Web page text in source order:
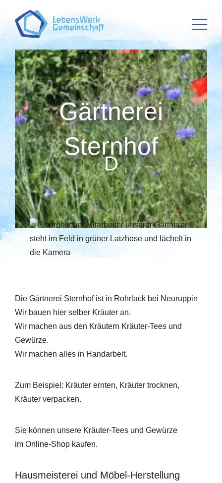
Gärtnerei
Sternhof
D
Die Gärtnerei Sternhof ist in Rohrlack bei Neuruppin
Wir bauen hier selber Kräuter an.
Wir machen aus den Kräutern Kräuter-Tees und
Gewürze.
Wir machen alles in Handarbeit.
Zum Beispiel: Kräuter ernten, Kräuter trocknen,
Kräuter verpacken.
Sie können unsere Kräuter-Tees und Gewürze
im Online-Shop kaufen.
Hausmeisterei und Möbel-Herstellung